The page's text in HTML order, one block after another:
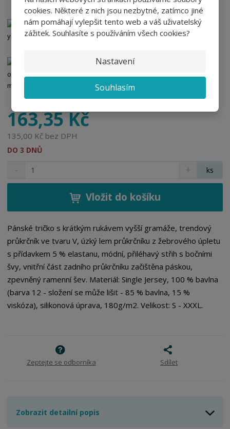
cookies. Některé z nich jsou nezbytné, zatímco jiné
nám pomáhají vylepšit tento web a váš uživatelský
zážitek. Souhlasíte s používáním všech cookies?
Nastavení
Souhlasím
tyrkysové tmavě šedý melír
163,35 Kč
135,00 Kč bez DPH
DO 3 DNŮ
i
p
o
č
e
t
v
t
m
n
o
ž
s
t
v
í
í
i
m
n
o
ž
s
t
v
í
ks
Vložit do košíku
Pánské tričko s krátkým rukávem vyšší gramáže, trendový
průkrčník ve tvaru V, úzký lem průkrčníku z žebrového úpletu
s přídavkem 5 % elastanu, módní, přiléhavý střih s bočními
švy, vnitřní část zadního průkrčníku začištěna páskou,
zpevněný ramenní šev. Materiál: Single Jersey, 100 % bavlna
(barva 12 - složení se může lišit - 85 % bavlna, 15 %
viskóza), silikonová úprava, 180g/m2. Velikost: S - XXXL.
Zeptejte se odborníka Sdílet
Zobrazit detailní popis